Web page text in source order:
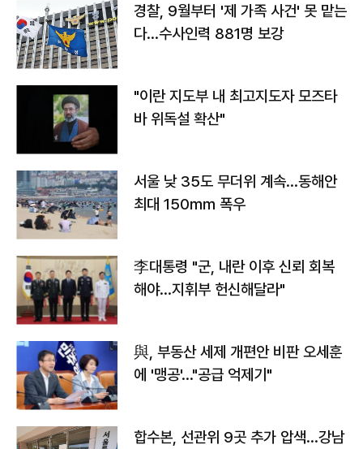
경찰, 9월부터 '제 가족 사건' 못 맡는
다…수사인력 881명 보강
"이란 지도부 내 최고지도자 모즈타
바 위독설 확산"
서울 낮 35도 무더위 계속…동해안
최대 150㎜ 폭우
李대통령 "군, 내란 이후 신뢰 회복
해야…지휘부 헌신해달라"
與, 부동산 세제 개편안 비판 오세훈
에 '맹공'…"공급 억제기"
합수본, 선관위 9곳 추가 압색…강남